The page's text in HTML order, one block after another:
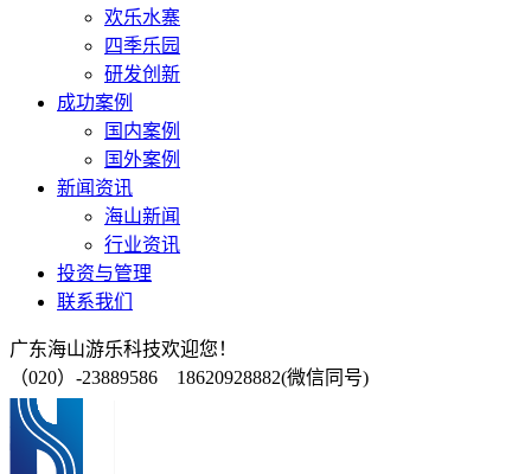
欢乐水寨
四季乐园
研发创新
成功案例
国内案例
国外案例
新闻资讯
海山新闻
行业资讯
投资与管理
联系我们
广东海山游乐科技欢迎您！
（020）-23889586 18620928882(微信同号)